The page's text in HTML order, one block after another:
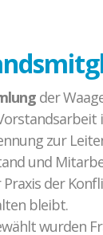
der
zur
und
der
bleibt.
wurden